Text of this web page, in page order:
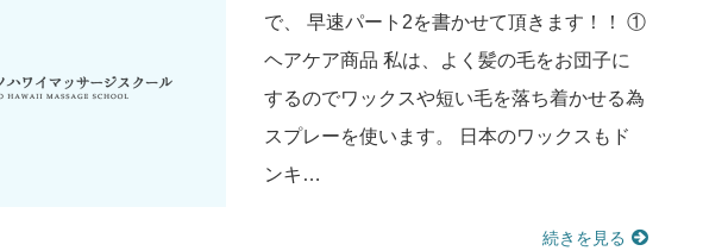
で、 早速パート2を書かせて頂きます！！ ①
ヘアケア商品 私は、よく髪の毛をお団子に
するのでワックスや短い毛を落ち着かせる為
スプレーを使います。 日本のワックスもド
ンキ…
続きを見る